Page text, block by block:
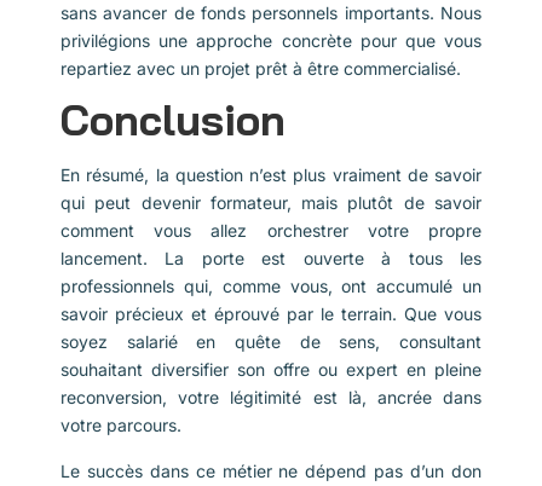
sans avancer de fonds personnels importants. Nous
privilégions une approche concrète pour que vous
repartiez avec un projet prêt à être commercialisé.
Conclusion
En résumé, la question n’est plus vraiment de savoir
qui peut devenir formateur, mais plutôt de savoir
comment vous allez orchestrer votre propre
lancement. La porte est ouverte à tous les
professionnels qui, comme vous, ont accumulé un
savoir précieux et éprouvé par le terrain. Que vous
soyez salarié en quête de sens, consultant
souhaitant diversifier son offre ou expert en pleine
reconversion, votre légitimité est là, ancrée dans
votre parcours.
Le succès dans ce métier ne dépend pas d’un don